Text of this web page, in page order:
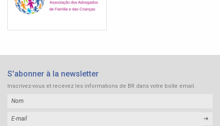
S'abonner à la newsletter
Inscrivez-vous et recevez les informations de BR dans votre boîte email.
➜